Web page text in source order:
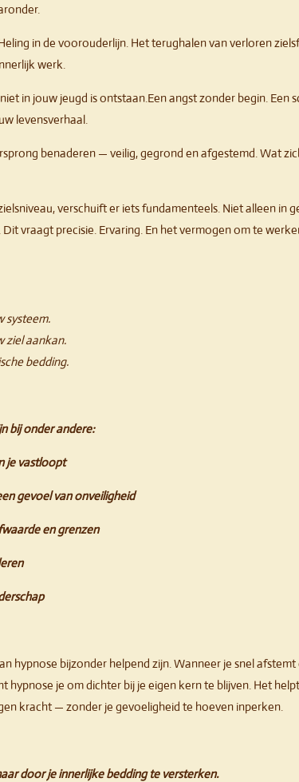
in de voorouderlijn. Het terughalen van verloren
werk.
in jouw jeugd is ontstaan.Een angst zonder begin. Een
levensverhaal.
benaderen — veilig, gegrond en afgestemd. Wat
verschuift er iets fundamenteels. Niet alleen in
vraagt precisie. Ervaring. En het vermogen om te
systeem.
ziel aankan.
bedding.
bij onder andere:
je vastloopt
gevoel van onveiligheid
en grenzen
hypnose bijzonder helpend zijn. Wanneer je snel
hypnose je om dichter bij je eigen kern te blijven. Het
kracht — zonder je gevoeligheid te hoeven inperken.
door je innerlijke bedding te versterken.